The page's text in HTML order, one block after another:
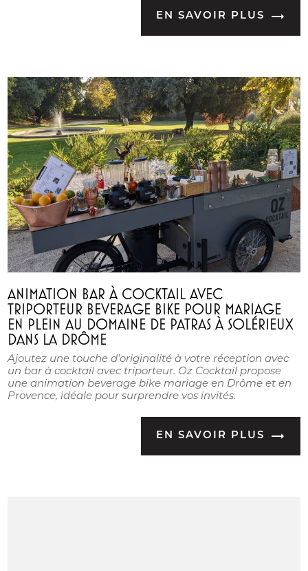
EN SAVOIR PLUS
ANIMATION BAR À COCKTAIL AVEC
TRIPORTEUR BEVERAGE BIKE POUR MARIAGE
EN PLEIN AU DOMAINE DE PATRAS À SOLÉRIEUX
DANS LA DRÔME
Ajoutez une touche d’originalité à votre réception avec
un bar à cocktail avec triporteur. Oz Cocktail propose
une animation beverage bike mariage en Drôme et en
Provence, idéale pour surprendre vos invités.
EN SAVOIR PLUS